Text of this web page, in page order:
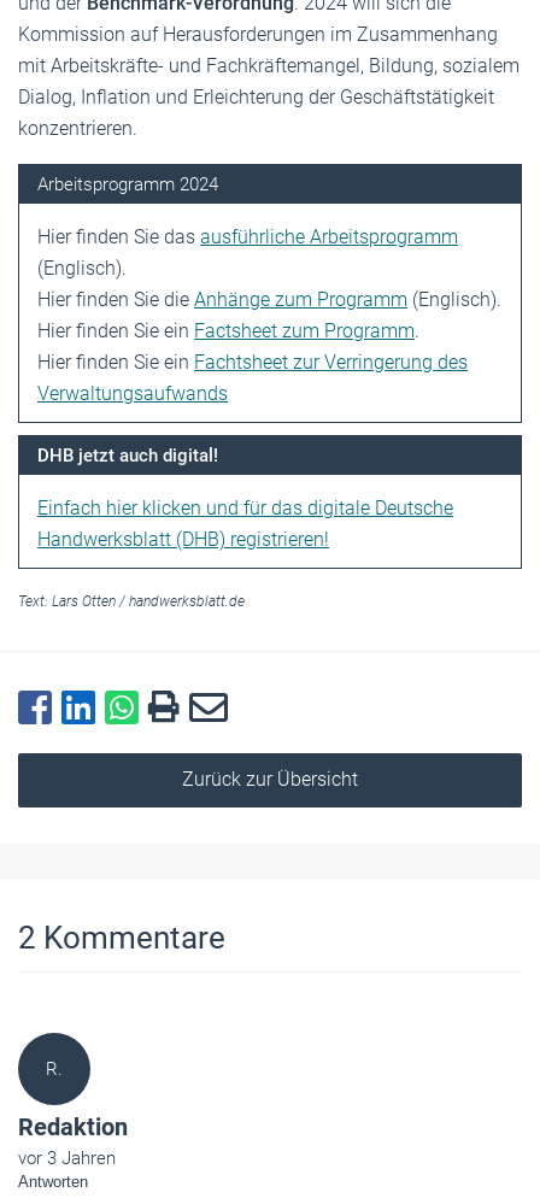
Kommission auf Herausforderungen im Zusammenhang
mit Arbeitskräfte- und Fachkräftemangel, Bildung, sozialem
Dialog, Inflation und Erleichterung der Geschäftstätigkeit
konzentrieren.
Arbeitsprogramm 2024
Hier finden Sie das ausführliche Arbeitsprogramm
(Englisch).
Hier finden Sie die Anhänge zum Programm (Englisch).
Hier finden Sie ein Factsheet zum Programm.
Hier finden Sie ein Fachtsheet zur Verringerung des
Verwaltungsaufwands
DHB jetzt auch digital!
Einfach hier klicken und für das digitale Deutsche
Handwerksblatt (DHB) registrieren!
Text: Lars Otten / handwerksblatt.de
Zurück zur Übersicht
2 Kommentare
R.
Redaktion
vor 3 Jahren
Antworten